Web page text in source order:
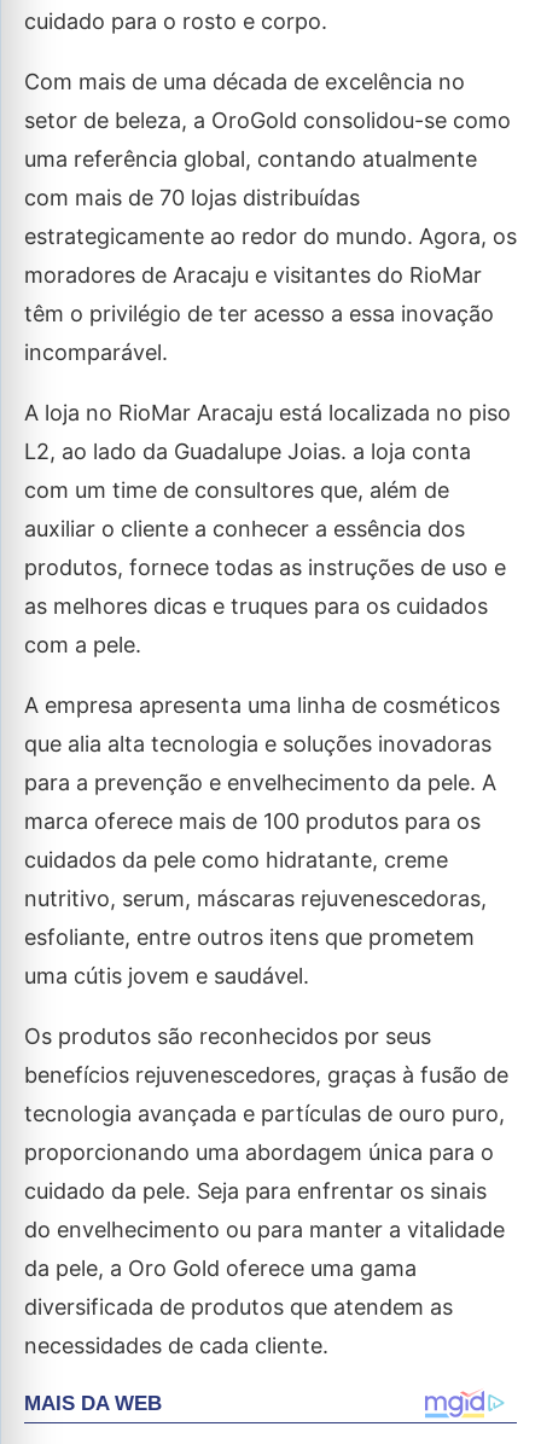
cuidado para o rosto e corpo.
Com mais de uma década de excelência no
setor de beleza, a OroGold consolidou-se como
uma referência global, contando atualmente
com mais de 70 lojas distribuídas
estrategicamente ao redor do mundo. Agora, os
moradores de Aracaju e visitantes do RioMar
têm o privilégio de ter acesso a essa inovação
incomparável.
A loja no RioMar Aracaju está localizada no piso
L2, ao lado da Guadalupe Joias. a loja conta
com um time de consultores que, além de
auxiliar o cliente a conhecer a essência dos
produtos, fornece todas as instruções de uso e
as melhores dicas e truques para os cuidados
com a pele.
A empresa apresenta uma linha de cosméticos
que alia alta tecnologia e soluções inovadoras
para a prevenção e envelhecimento da pele. A
marca oferece mais de 100 produtos para os
cuidados da pele como hidratante, creme
nutritivo, serum, máscaras rejuvenescedoras,
esfoliante, entre outros itens que prometem
uma cútis jovem e saudável.
Os produtos são reconhecidos por seus
benefícios rejuvenescedores, graças à fusão de
tecnologia avançada e partículas de ouro puro,
proporcionando uma abordagem única para o
cuidado da pele. Seja para enfrentar os sinais
do envelhecimento ou para manter a vitalidade
da pele, a Oro Gold oferece uma gama
diversificada de produtos que atendem as
necessidades de cada cliente.